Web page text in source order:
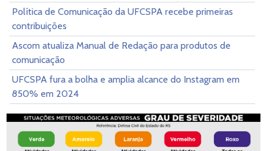
Política de Comunicação da UFCSPA recebe primeiras
contribuições
Ascom atualiza Manual de Redação para produtos de
comunicação
UFCSPA fura a bolha e amplia alcance do Instagram em
850% em 2024